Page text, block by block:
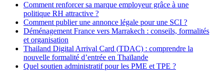
Comment renforcer sa marque employeur grâce à une
politique RH attractive ?
Comment publier une annonce légale pour une SCI ?
Déménagement France vers Marrakech : conseils, formalités
et organisation
Thailand Digital Arrival Card (TDAC) : comprendre la
nouvelle formalité d’entrée en Thaïlande
Quel soutien administratif pour les PME et TPE ?